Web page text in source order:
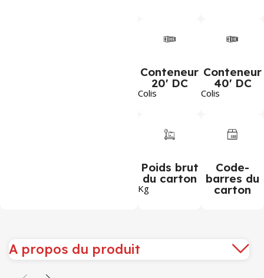
Conteneur
20' DC
Colis
Conteneur
40' DC
Colis
Poids brut
du carton
Kg
Code-
barres du
carton
A propos du produit